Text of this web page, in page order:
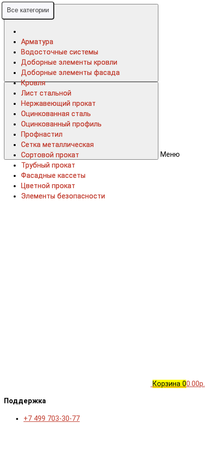
Меню
Корзина 00.00р.
Поддержка
+7 499 703-30-77
Все категории
Арматура
Водосточные системы
Доборные элементы кровли
Доборные элементы фасада
Кровля
Лист стальной
Нержавеющий прокат
Оцинкованная сталь
Оцинкованный профиль
Профнастил
Сетка металлическая
Сортовой прокат
Трубный прокат
Фасадные кассеты
Цветной прокат
Элементы безопасности
Все категории
Арматура
Водосточные системы
Доборные элементы кровли
Доборные элементы фасада
Кровля
Лист стальной
Нержавеющий прокат
Оцинкованная сталь
Оцинкованный профиль
Профнастил
Сетка металлическая
Сортовой прокат
Трубный прокат
Фасадные кассеты
Цветной прокат
Элементы безопасности